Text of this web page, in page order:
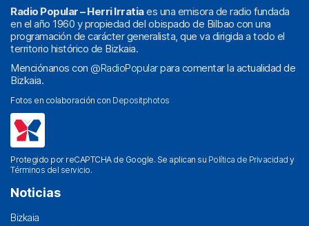
Radio Popular – Herri Irratiaes una emisora de radio fundada
en el año 1960 y propiedad del obispado de Bilbao con una
programación de carácter generalista, que va dirigida a todo el
territorio histórico de Bizkaia.
Menciónanos con @RadioPopularpara comentar la actualidad de
Bizkaia.
Fotos en colaboración con Depositphotos
Protegido por reCAPTCHA de Google. Se aplican su Política de Privacidad y
Términos del servicio.
Noticias
Bizkaia